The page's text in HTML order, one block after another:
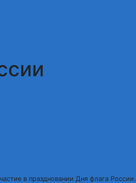
в праздновании Дня флага России.